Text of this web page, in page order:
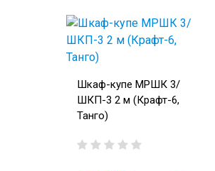
Шкаф-купе МРШК 3/
ШКП-3 2 м (Крафт-6,
Танго)